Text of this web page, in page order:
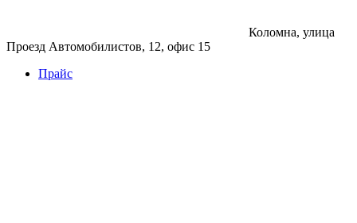
Коломна, улица
Проезд Автомобилистов, 12, офис 15
Прайс